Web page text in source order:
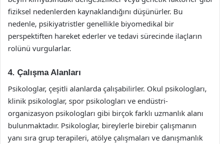
fiziksel nedenlerden kaynaklandığını düşünürler. Bu
nedenle, psikiyatristler genellikle biyomedikal bir
perspektiften hareket ederler ve tedavi sürecinde ilaçların
rolünü vurgularlar.
4. Çalışma Alanları
Psikologlar, çeşitli alanlarda çalışabilirler. Okul psikologları,
klinik psikologlar, spor psikologları ve endüstri-
organizasyon psikologları gibi birçok farklı uzmanlık alanı
bulunmaktadır. Psikologlar, bireylerle birebir çalışmanın
yanı sıra grup terapileri, atölye çalışmaları ve danışmanlık